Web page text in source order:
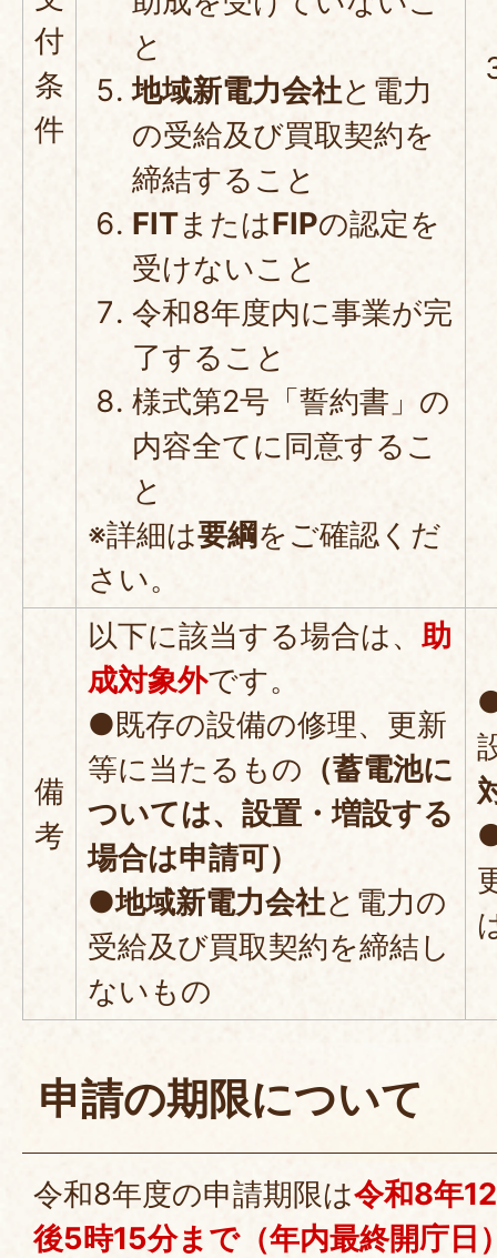
付
条
件
と
地域新電力会社と電力
の受給及び買取契約を
締結すること
FITまたはFIPの認定を
受けないこと
令和8年度内に事業が完
了すること
様式第2号「誓約書」の
内容全てに同意するこ
と
※詳細は要綱をご確認くだ
さい。
備
考
以下に該当する場合は、 助
成対象外です。
●既存の設備の修理、更新
等に当たるもの （蓄電池に
ついては、設置・増設する
場合は申請可）
●地域新電力会社と電力の
受給及び買取契約を締結し
ないもの
申請の期限について
令和8年度の申請期限は令和8年
後5時15分まで（年内最終開庁日